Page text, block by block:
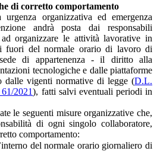
di corretto comportamento
organizzativa ed emergenza
andrà posta dai responsabili
organizzare le attività lavorative in
fuori del normale orario di lavoro di
di appartenenza - il diritto alla
tecnologiche e dalle piattaforme
dalle vigenti normative di legge (D.L.
2021), fatti salvi eventuali periodi in
le seguenti misure organizzative che,
di ogni singolo collaboratore,
comportamento:
del normale orario giornaliero di